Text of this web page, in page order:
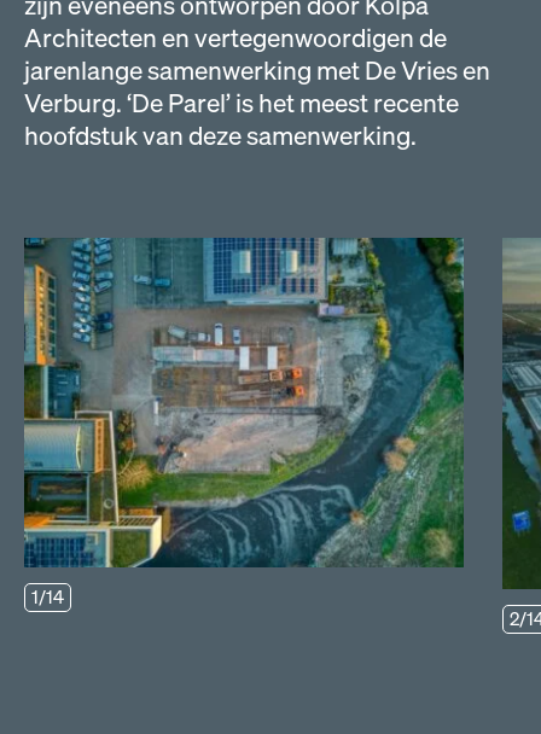
Architecten en vertegenwoordigen de
jarenlange samenwerking met De Vries en
Verburg. ‘De Parel’ is het meest recente
hoofdstuk van deze samenwerking.
1/14
2/